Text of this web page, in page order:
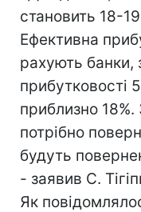
становить 18-
Ефективна
рахують банки,
прибутковості
приблизно
потрібно
будуть
- заявив С.
Як